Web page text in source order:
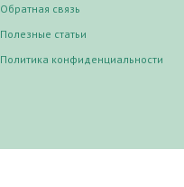
Обратная связь
Полезные статьи
Политика конфиденциальности